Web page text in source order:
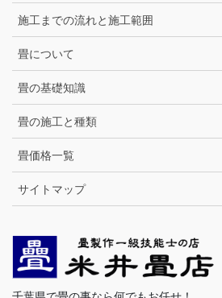
施工までの流れと施工範囲
畳について
畳の基礎知識
畳の施工と種類
畳価格一覧
サイトマップ